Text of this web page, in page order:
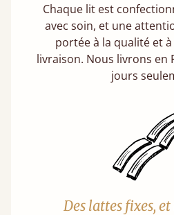
Chaque lit est
avec soin, et une
portée à la qualité et
livraison. Nous livrons en
jours
Des lattes fixes,